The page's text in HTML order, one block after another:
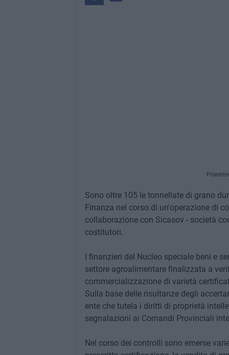
Sono oltre 105 le tonnellate di grano
Finanza nel corso di un'operazione di
collaborazione con Sicasov - società
costitutori.
I finanzieri del Nucleo speciale beni e
settore agroalimentare finalizzata a
commercializzazione di varietà
Sulla base delle risultanze degli
ente che tutela i diritti di proprietà
segnalazioni ai Comandi Provinciali
Nel corso dei controlli sono emerse